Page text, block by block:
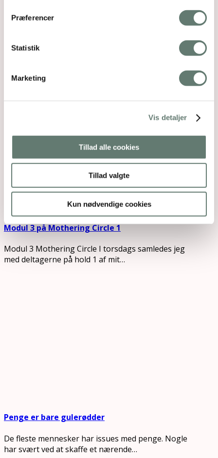
Præferencer
Statistik
Marketing
Vis detaljer
Tillad alle cookies
Tillad valgte
Kun nødvendige cookies
Modul 3 på Mothering Circle 1
Modul 3 Mothering Circle I torsdags samledes jeg
med deltagerne på hold 1 af mit…
Penge er bare gulerødder
De fleste mennesker har issues med penge. Nogle
har svært ved at skaffe et nærende…